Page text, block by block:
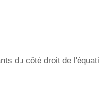
du côté droit de